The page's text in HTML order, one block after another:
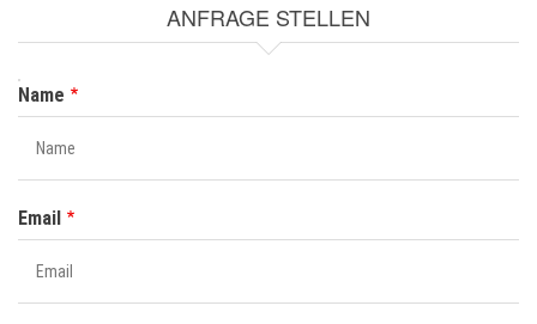
ANFRAGE STELLEN
NAME
Name
Email